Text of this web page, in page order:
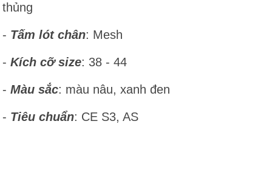
thủng
- Tấm lót chân: Mesh
-Kích cỡ size: 38 - 44
-Màu sắc: màu nâu, xanh đen
​- Tiêu chuẩn: CE S3, AS